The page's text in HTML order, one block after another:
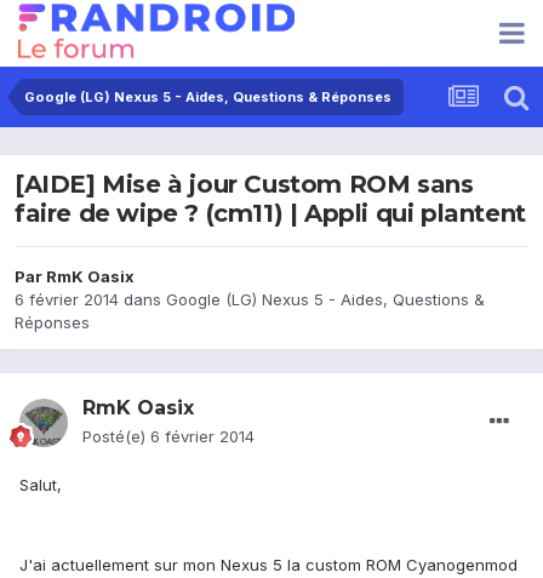
Google (LG) Nexus 5 - Aides, Questions & Réponses
[AIDE] Mise à jour Custom ROM sans
faire de wipe ? (cm11) | Appli qui plantent
Par RmK Oasix
6 février 2014 dans Google (LG) Nexus 5 - Aides, Questions &
Réponses
RmK Oasix
Posté(e) 6 février 2014
Salut,
J'ai actuellement sur mon Nexus 5 la custom ROM Cyanogenmod